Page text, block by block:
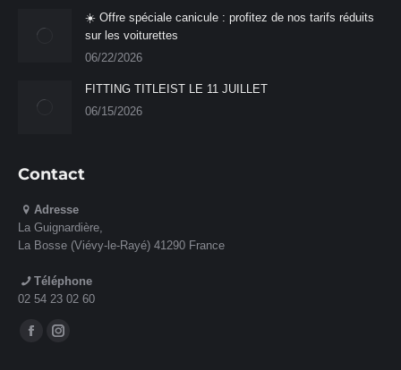
☀️ Offre spéciale canicule : profitez de nos tarifs réduits
sur les voiturettes
06/22/2026
FITTING TITLEIST LE 11 JUILLET
06/15/2026
Contact
Adresse
La Guignardière,
La Bosse (Viévy-le-Rayé) 41290 France
Téléphone
02 54 23 02 60
Retrouvez-nous sur :
La
La